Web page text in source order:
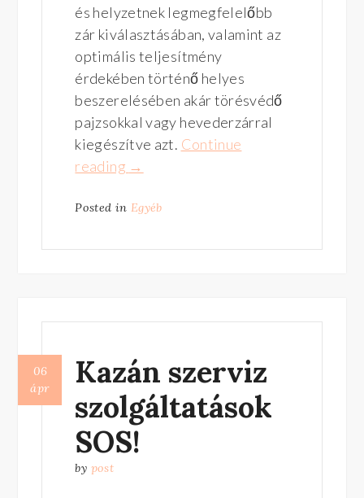
és helyzetnek legmegfelelőbb
zár kiválasztásában, valamint az
optimális teljesítmény
érdekében történő helyes
beszerelésében akár törésvédő
pajzsokkal vagy hevederzárral
kiegészítve azt. Continue
reading “https://18.kerulet.zarszervizem.hu/
segítséget
az
kivitelezéshez”
→
Posted inEgyéb
Kazán szerviz
szolgáltatások
SOS!
06
ápr
by post